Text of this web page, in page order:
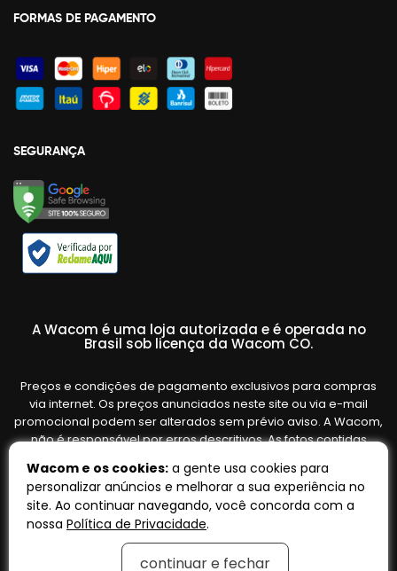
FORMAS DE PAGAMENTO
SEGURANÇA
A Wacom é uma loja autorizada e é operada no
Brasil sob licença da Wacom CO.
Preços e condições de pagamento exclusivos para compras
via internet. Os preços anunciados neste site ou via e-mail
promocional podem ser alterados sem prévio aviso. A Wacom,
não é responsável por erros descritivos. As fotos contidas
variar de acordo com o fornecedor/lote do fabricante. Ofertas
válidas até o término de nossos estoques. Vendas sujeitas à
análise e confirmação de dados.
Wacom e os cookies: a gente usa cookies para
personalizar anúncios e melhorar a sua experiência no
site. Ao continuar navegando, você concorda com a
nossa Política de Privacidade.
continuar e fechar